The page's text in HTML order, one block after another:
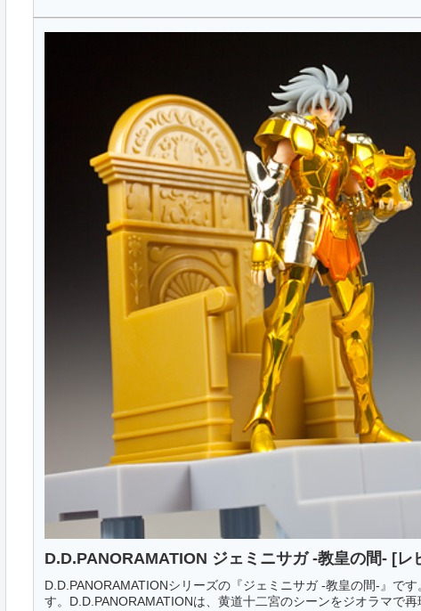
D.D.PANORAMATION ジェミニサガ -教皇の間- [レ
D.D.PANORAMATIONシリーズの『ジェミニサガ -教皇の間-』で
す。D.D.PANORAMATIONは、黄道十二宮のシーンをジオラマで